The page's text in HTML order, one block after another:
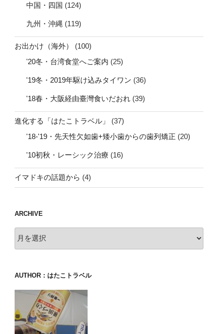
中国・四国 (124)
九州・沖縄 (119)
お出かけ（海外）
(100)
'20冬・台湾食堂へご案内 (25)
'19冬・2019年駆け込みタイワン (36)
'18春・大阪経由臺灣食いだおれ (39)
進化する「はたこトラベル」
(37)
'18-'19・先天性欠如歯+矮小歯からの歯列矯正 (20)
'10初秋・レーシック治療 (16)
イマドキの話題から (4)
ARCHIVE
AUTHOR：はたこトラベル